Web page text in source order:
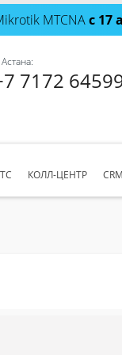
MTCNAс 17
7172
КОЛЛ-ЦЕНТР CRM